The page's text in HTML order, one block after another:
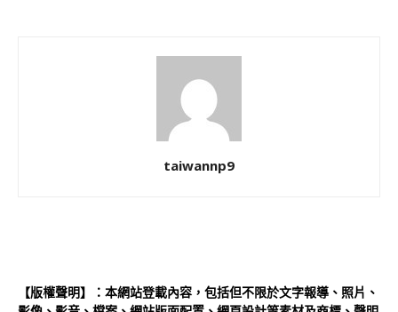
taiwannp9
【版權聲明】：本網站登載內容，包括但不限於文字報導、照片、